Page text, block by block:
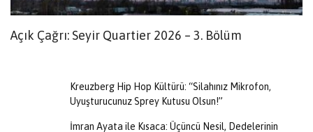
Açık Çağrı: Seyir Quartier 2026 – 3. Bölüm
Kreuzberg Hip Hop Kültürü: “Silahınız Mikrofon,
Uyuşturucunuz Sprey Kutusu Olsun!”
İmran Ayata ile Kısaca: Üçüncü Nesil, Dedelerinin